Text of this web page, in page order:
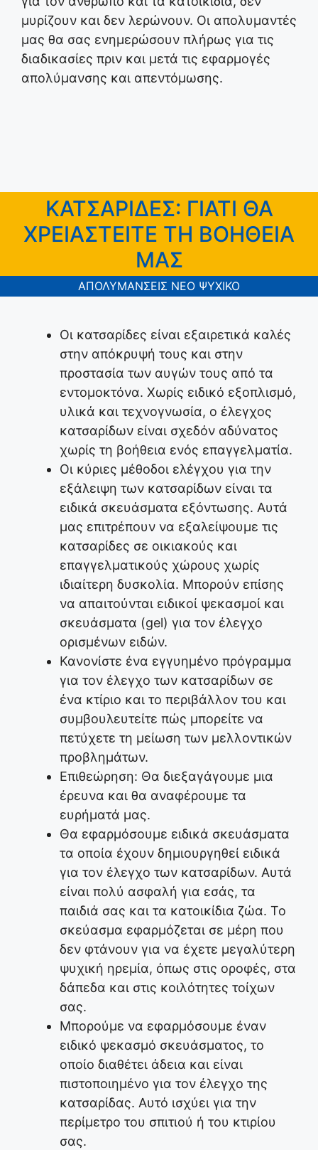
μυρίζουν και δεν λερώνουν. Οι απολυμαντές
μας θα σας ενημερώσουν πλήρως για τις
διαδικασίες πριν και μετά τις εφαρμογές
απολύμανσης και απεντόμωσης.
ΚΑΤΣΑΡΙΔΕΣ: ΓΙΑΤΙ ΘΑ
ΧΡΕΙΑΣΤΕΙΤΕ ΤΗ ΒΟΗΘΕΙΑ
ΜΑΣ
ΑΠΟΛΥΜΑΝΣΕΙΣ ΝΕΟ ΨΥΧΙΚΟ
Οι κατσαρίδες είναι εξαιρετικά καλές
στην απόκρυψή τους και στην
προστασία των αυγών τους από τα
εντομοκτόνα. Χωρίς ειδικό εξοπλισμό,
υλικά και τεχνογνωσία, ο έλεγχος
κατσαρίδων είναι σχεδόν αδύνατος
χωρίς τη βοήθεια ενός επαγγελματία.
Οι κύριες μέθοδοι ελέγχου για την
εξάλειψη των κατσαρίδων είναι τα
ειδικά σκευάσματα εξόντωσης. Αυτά
μας επιτρέπουν να εξαλείψουμε τις
κατσαρίδες σε οικιακούς και
επαγγελματικούς χώρους χωρίς
ιδιαίτερη δυσκολία. Μπορούν επίσης
να απαιτούνται ειδικοί ψεκασμοί και
σκευάσματα (gel) για τον έλεγχο
ορισμένων ειδών.
Κανονίστε ένα εγγυημένο πρόγραμμα
για τον έλεγχο των κατσαρίδων σε
ένα κτίριο και το περιβάλλον του και
συμβουλευτείτε πώς μπορείτε να
πετύχετε τη μείωση των μελλοντικών
προβλημάτων.
Επιθεώρηση: Θα διεξαγάγουμε μια
έρευνα και θα αναφέρουμε τα
ευρήματά μας.
Θα εφαρμόσουμε ειδικά σκευάσματα
τα οποία έχουν δημιουργηθεί ειδικά
για τον έλεγχο των κατσαρίδων. Αυτά
είναι πολύ ασφαλή για εσάς, τα
παιδιά σας και τα κατοικίδια ζώα. Το
σκεύασμα εφαρμόζεται σε μέρη που
δεν φτάνουν για να έχετε μεγαλύτερη
ψυχική ηρεμία, όπως στις οροφές, στα
δάπεδα και στις κοιλότητες τοίχων
σας.
Μπορούμε να εφαρμόσουμε έναν
ειδικό ψεκασμό σκευάσματος, το
οποίο διαθέτει άδεια και είναι
πιστοποιημένο για τον έλεγχο της
κατσαρίδας. Αυτό ισχύει για την
περίμετρο του σπιτιού ή του κτιρίου
σας.